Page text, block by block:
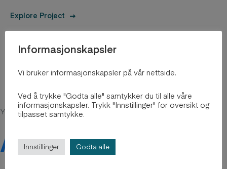
Explore Project
You might be intersted in
Arkiv 2012-2018
Informasjonskapsler
Vi bruker informasjonskapsler på vår nettside.
Ved å trykke "Godta alle" samtykker du til alle våre
informasjonskapsler. Trykk "Innstillinger" for oversikt og
tilpasset samtykke.
Innstillinger Godta alle